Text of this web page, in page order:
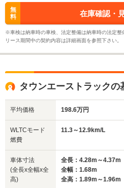
WLTCモード
燃費
無
料
在庫確認・
※車検は納車時の車検、法定整備は納車時の法定整
リース期間中の契約内容は詳細画面を参照下さい。
タウンエーストラックの
平均価格 198.6万円
WLTCモード
燃費
11.3～12.9km/L
車体寸法
(全長x全幅x全
高)
全長：4.28m～4.37m
全幅：1.68m
全高：1.89m～1.96m